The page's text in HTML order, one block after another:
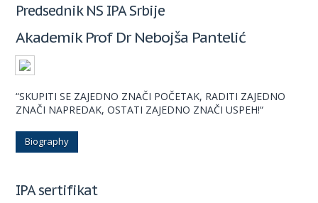
Predsednik NS IPA Srbije
Akademik Prof Dr Nebojša Pantelić
“SKUPITI SE ZAJEDNO ZNAČI POČETAK, RADITI ZAJEDNO
ZNAČI NAPREDAK, OSTATI ZAJEDNO ZNAČI USPEH!“
Biography
IPA sertifikat